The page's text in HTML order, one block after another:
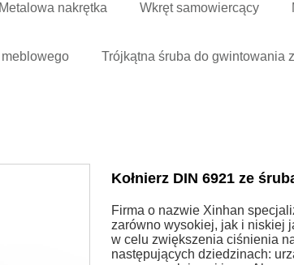
Metalowa nakrętka Wkręt samowiercący
Trójkątna śruba do gwintowania
Kołnierz DIN 6921 ze
Firma o nazwie Xinhan
zarówno wysokiej, jak i niskiej
w celu zwiększenia ciśnienia
następujących dziedzinach: